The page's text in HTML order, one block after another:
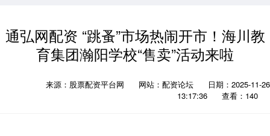
通弘网配资 “跳蚤”市场热闹开市！海川教
育集团瀚阳学校“售卖”活动来啦
来源：股票配资平台网 网站：配资论坛
日期：2025-11-26
13:17:36
查看：140